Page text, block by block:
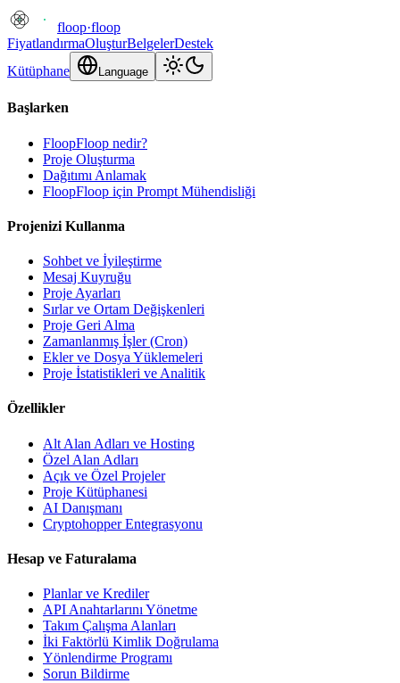
floop·floop
FiyatlandırmaOluşturBelgelerDestek
Kütüphane
Language
Başlarken
FloopFloop nedir?
Proje Oluşturma
Dağıtımı Anlamak
FloopFloop için Prompt Mühendisliği
Projenizi Kullanma
Sohbet ve İyileştirme
Mesaj Kuyruğu
Proje Ayarları
Sırlar ve Ortam Değişkenleri
Proje Geri Alma
Zamanlanmış İşler (Cron)
Ekler ve Dosya Yüklemeleri
Proje İstatistikleri ve Analitik
Özellikler
Alt Alan Adları ve Hosting
Özel Alan Adları
Açık ve Özel Projeler
Proje Kütüphanesi
AI Danışmanı
Cryptohopper Entegrasyonu
Hesap ve Faturalama
Planlar ve Krediler
API Anahtarlarını Yönetme
Takım Çalışma Alanları
İki Faktörlü Kimlik Doğrulama
Yönlendirme Programı
Sorun Bildirme